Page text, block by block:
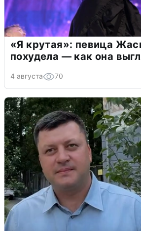
«Я крутая»: певица
похудела — как она
4 августа 70